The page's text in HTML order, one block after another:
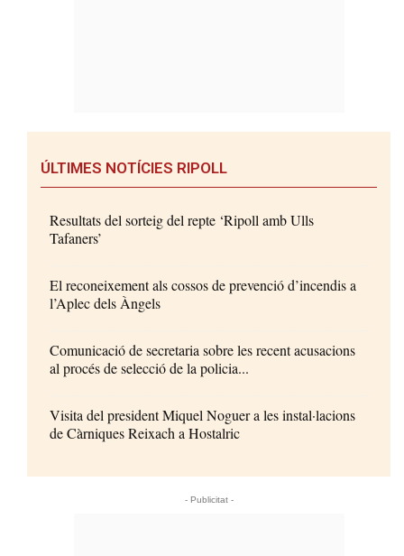
ÚLTIMES NOTÍCIES RIPOLL
Resultats del sorteig del repte ‘Ripoll amb Ulls
Tafaners’
El reconeixement als cossos de prevenció d’incendis a
l’Aplec dels Àngels
Comunicació de secretaria sobre les recent acusacions
al procés de selecció de la policia...
Visita del president Miquel Noguer a les instal·lacions
de Càrniques Reixach a Hostalric
- Publicitat -